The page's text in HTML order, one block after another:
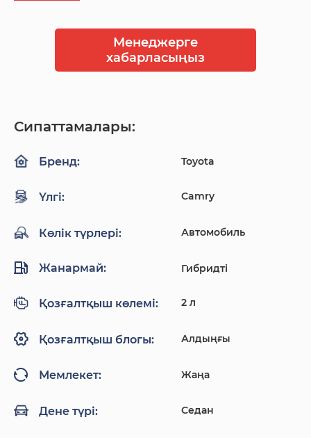
Менеджерге
хабарласыңыз
Сипаттамалары:
Бренд: Toyota
Үлгі: Camry
Көлік түрлері: Автомобиль
Жанармай: Гибридті
Қозғалтқыш көлемі: 2 л
Қозғалтқыш блогы: Алдыңғы
Мемлекет: Жаңа
Дене түрі: Седан